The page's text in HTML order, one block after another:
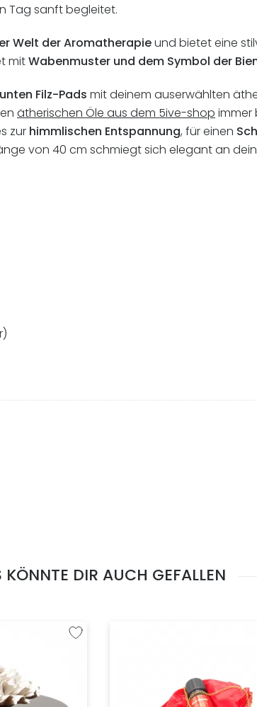
Tag sanft begleitet.
Welt der Aromatherapieund bietet eine
mitWabenmuster und dem Symbol der
Filz-Pads mit deinem auserwählten
ätherischen Öle aus dem 5ive-shop immer
zur himmlischen Entspannung, für einen
von 40 cm schmiegt sich elegant an
KÖNNTE DIR AUCH GEFALLEN
Zur Wunschliste hinzufügen